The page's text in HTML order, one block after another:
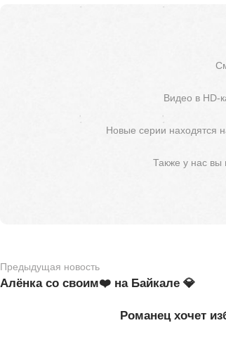
Видео в HD-
Новые серии находятся
Также у нас вы
Предыдущая новость
Алёнка со своим❤️ на Байкале 💎
Романец хочет